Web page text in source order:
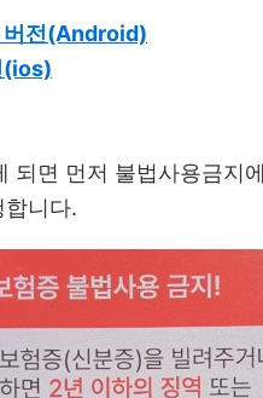
버전(Android)
(ios)
되면 먼저 불법사용금지
니다.